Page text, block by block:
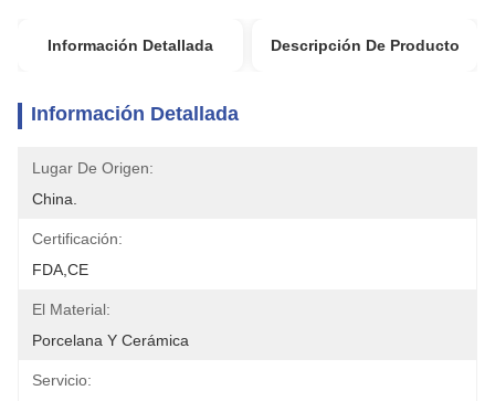
Información Detallada Descripción De Producto
Información Detallada
Lugar De Origen:
China.
Certificación:
FDA,CE
El Material:
Porcelana Y Cerámica
Servicio: